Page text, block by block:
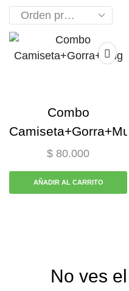
Combo
$ 80.000
AÑADIR AL CARRITO
No ves